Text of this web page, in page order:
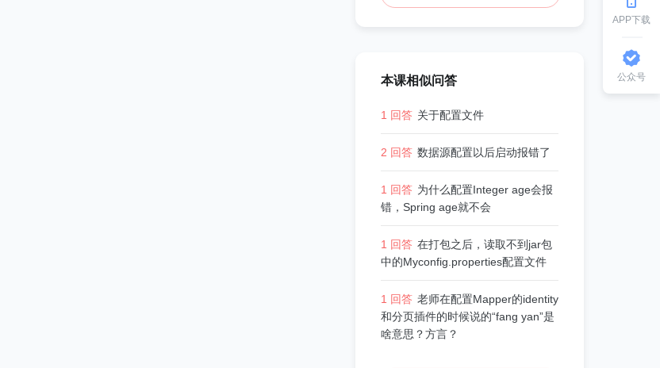
本课相似问答
1 回答 关于配置文件
2 回答 数据源配置以后启动报错了
1 回答 为什么配置Integer age会报
错，Spring age就不会
1 回答 在打包之后，读取不到jar包
中的Myconfig.properties配置文件
1 回答 老师在配置Mapper的identity
和分页插件的时候说的“fang yan”是
啥意思？方言？
APP下载
公众号